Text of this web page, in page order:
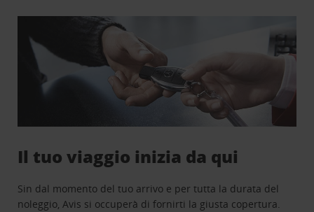
Il tuo viaggio inizia da qui
Sin dal momento del tuo arrivo e per tutta la durata del
noleggio, Avis si occuperà di fornirti la giusta copertura.